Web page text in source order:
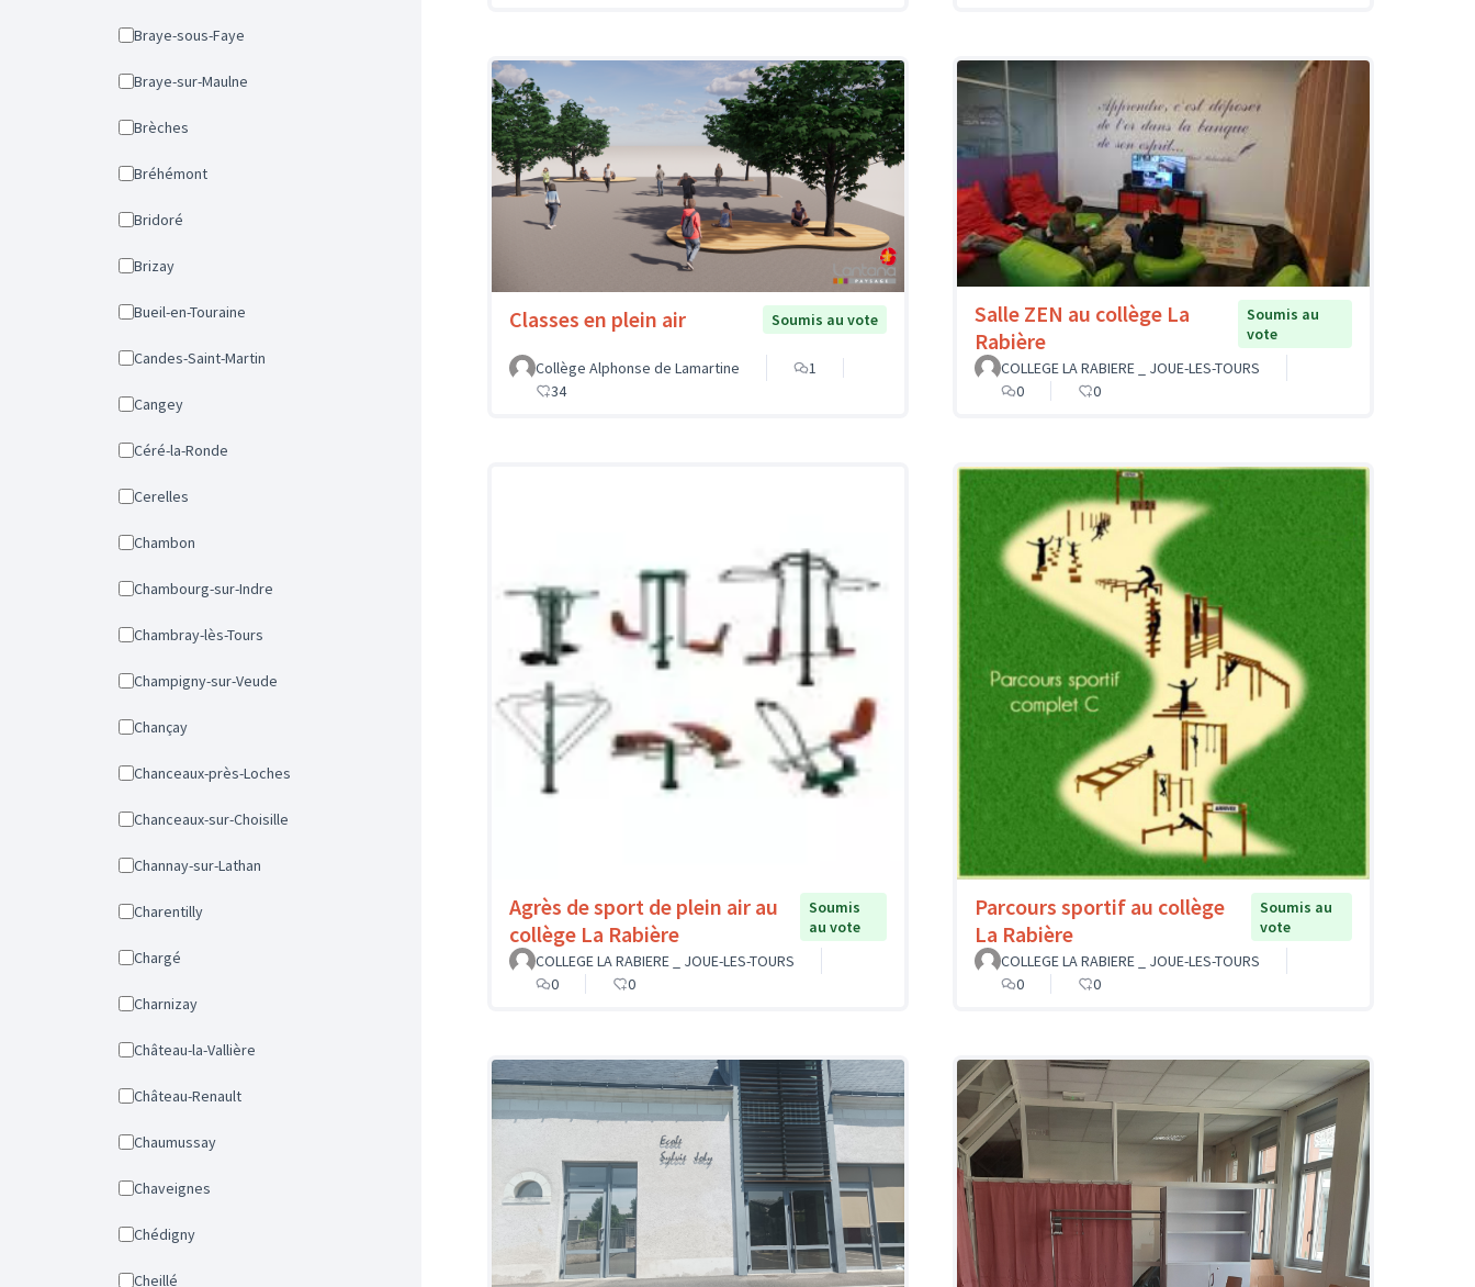
Braye-sous-Faye
Braye-sur-Maulne
Brèches
Bréhémont
Bridoré
Brizay
Bueil-en-Touraine
Candes-Saint-Martin
Cangey
Céré-la-Ronde
Cerelles
Chambon
Chambourg-sur-Indre
Chambray-lès-Tours
Champigny-sur-Veude
Chançay
Chanceaux-près-Loches
Chanceaux-sur-Choisille
Channay-sur-Lathan
Charentilly
Chargé
Charnizay
Château-la-Vallière
Château-Renault
Chaumussay
Chaveignes
Chédigny
Cheillé
Classes en plein air Soumis au vote
Collège Alphonse de Lamartine
1
34
Salle ZEN au collège La
Rabière
Soumis au
vote
COLLEGE LA RABIERE _ JOUE-LES-TOURS
0
0
Agrès de sport de plein air au
collège La Rabière
Soumis
au vote
COLLEGE LA RABIERE _ JOUE-LES-TOURS
0
0
Parcours sportif au collège
La Rabière
Soumis au
vote
COLLEGE LA RABIERE _ JOUE-LES-TOURS
0
0